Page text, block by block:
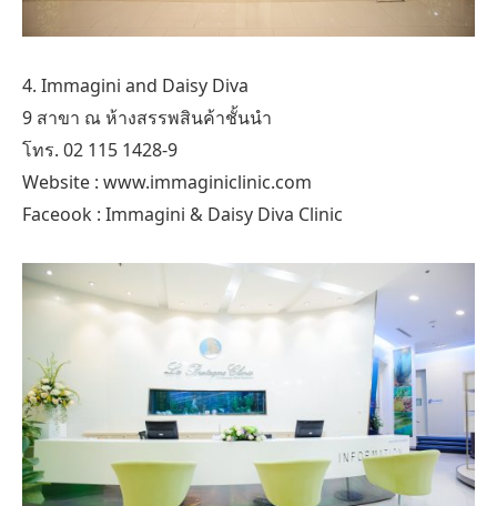
4. Immagini and Daisy Diva
9 สาขา ณ ห้างสรรพสินค้าชั้นนำ
โทร. 02 115 1428-9
Website : www.immaginiclinic.com
Faceook : Immagini & Daisy Diva Clinic